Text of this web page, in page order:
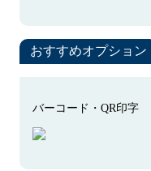
おすすめオプション
バーコード・QR印字